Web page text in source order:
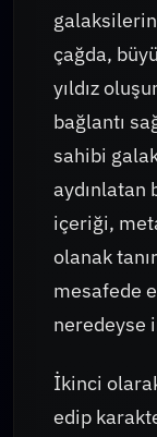
çağda,
yıldız
bağlantı
sahibi
aydınlatan
içeriği,
olanak
mesafede
neredeyse
İkinci
edip